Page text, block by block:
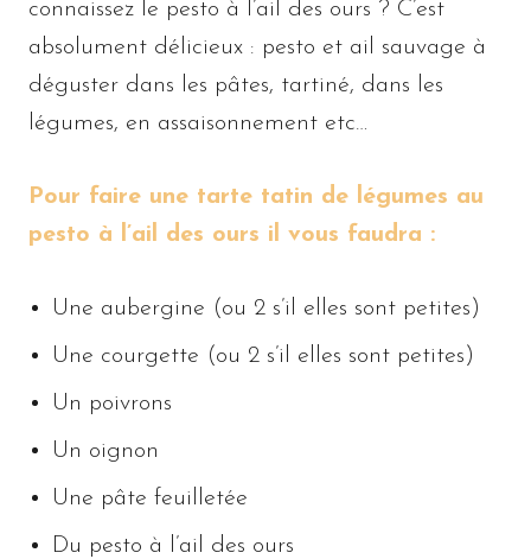
connaissez le pesto à l’ail des ours ? C’est
absolument délicieux : pesto et ail sauvage à
déguster dans les pâtes, tartiné, dans les
légumes, en assaisonnement etc…
Pour faire une tarte tatin de légumes au
pesto à l’ail des ours il vous faudra :
Une aubergine (ou 2 s’il elles sont petites)
Une courgette (ou 2 s’il elles sont petites)
Un poivrons
Un oignon
Une pâte feuilletée
Du pesto à l’ail des ours